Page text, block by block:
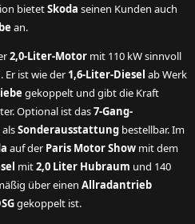
bietetSkoda seinen Kunden auch
an.
2,0-Liter-Motor mit 110 kW sinnvoll
. Er ist wie der 1,6-Liter-Diesel ab Werk
gekoppelt und gibt die Kraft
Optional ist das7-Gang-
Sonderausstattung bestellbar. Im
auf der Paris Motor Show mit dem
mit2,0 Liter Hubraum und 140
über einen Allradantrieb
gekoppelt ist.